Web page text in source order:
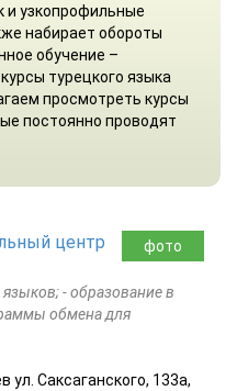
и узкопрофильные
набирает обороты
обучение –
турецкого языка
просмотреть курсы
постоянно проводят
фото
центр
- образование в
обмена для
ул. Саксаганского, 133а,